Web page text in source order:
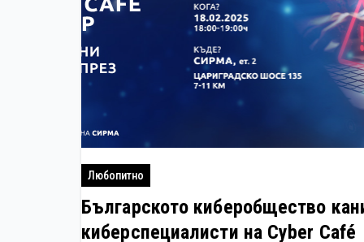
Любопитно
Българското киберобщество
киберспециалисти на Cyber Café